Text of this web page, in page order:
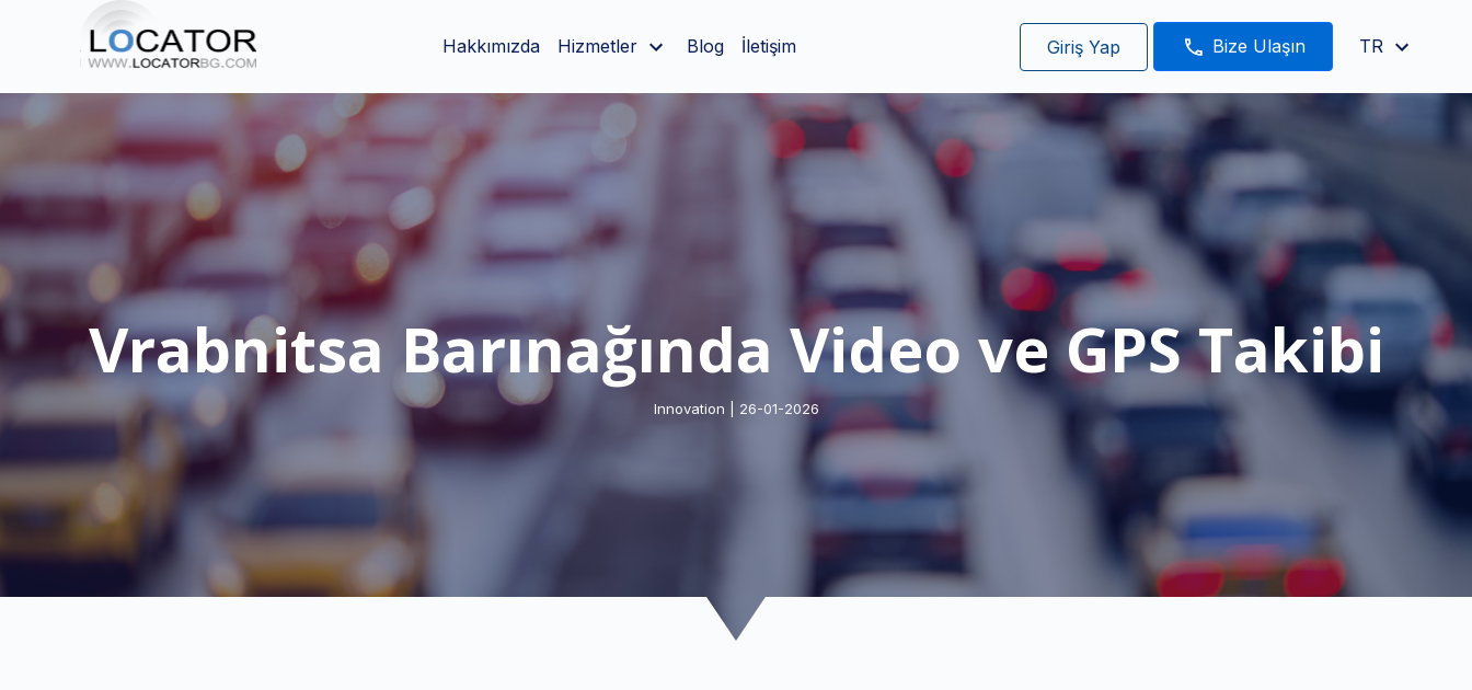
Hakkımızda Hizmetler Blog İletişim Giriş Yap Bize Ulaşın TR
Vrabnitsa Barınağında Video ve GPS Takibi
Innovation | 26-01-2026